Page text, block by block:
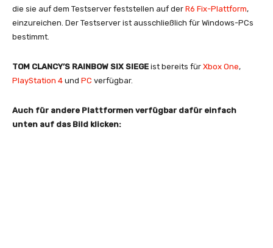
die sie auf dem Testserver feststellen auf der R6 Fix-Plattform,
einzureichen. Der Testserver ist ausschließlich für Windows-PCs
bestimmt.
TOM CLANCY’S RAINBOW SIX SIEGE ist bereits für Xbox One,
PlayStation 4 und PC verfügbar.
Auch für andere Plattformen verfügbar dafür einfach
unten auf das Bild klicken: